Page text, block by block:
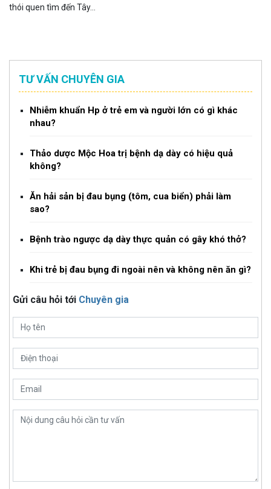
thói quen tìm đến Tây...
TƯ VẤN CHUYÊN GIA
Nhiễm khuẩn Hp ở trẻ em và người lớn có gì khác
nhau?
Thảo dược Mộc Hoa trị bệnh dạ dày có hiệu quả
không?
Ăn hải sản bị đau bụng (tôm, cua biển) phải làm
sao?
Bệnh trào ngược dạ dày thực quản có gây khó thở?
Khi trẻ bị đau bụng đi ngoài nên và không nên ăn gì?
Gửi câu hỏi tới Chuyên gia